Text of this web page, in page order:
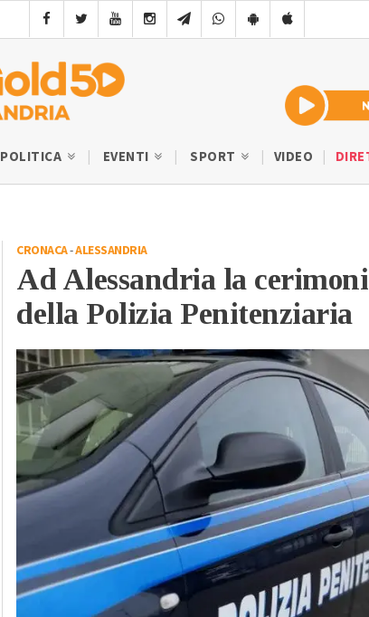
POLITICA EVENTI SPORT VIDEO
CRONACA-ALESSANDRIA
Ad Alessandria la
della Polizia Penitenziaria